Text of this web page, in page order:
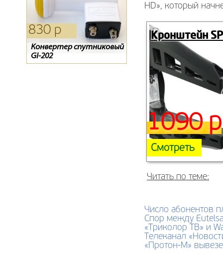
830 р
Конвертер спутниковый
GI-202
1980 р
Цифровой эфирный
ресивер SCAN T2-1840HD
1640 р
D-COLOR 1002HD mini
HD», который
Кронштейн
Смотреть
1090 р
Читать по теме:
Число абонентов
Спор между
«Триколор ТВ» и
Телеканал
«Протон-М»